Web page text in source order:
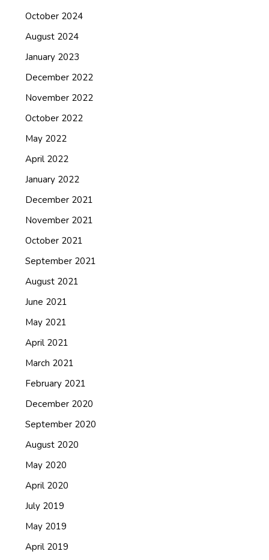
October 2024
August 2024
January 2023
December 2022
November 2022
October 2022
May 2022
April 2022
January 2022
December 2021
November 2021
October 2021
September 2021
August 2021
June 2021
May 2021
April 2021
March 2021
February 2021
December 2020
September 2020
August 2020
May 2020
April 2020
July 2019
May 2019
April 2019